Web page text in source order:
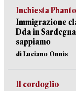
Inchiesta
Immigrazione
Dda in
sappiamo
di Luciano Onnis
Il cordoglio